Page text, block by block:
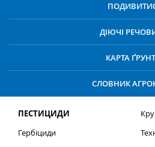
ДІЮЧІ
КАРТА
СЛОВНИК
ПЕСТИЦИДИ
Гербіциди